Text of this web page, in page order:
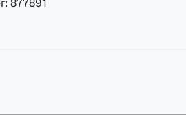
: 877891